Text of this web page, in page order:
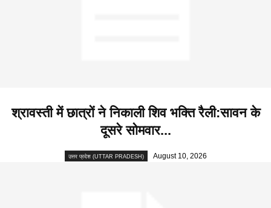
श्रावस्ती में छात्रों ने निकाली शिव भक्ति रैली:सावन के
दूसरे सोमवार...
उत्तर प्रदेश (UTTAR PRADESH) August 10, 2026